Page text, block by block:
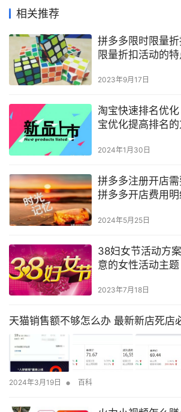
相关推荐
拼多多限时限量
限量折扣活动的特
2023年9月17日
淘宝快速排名优
宝优化提高排名
2024年1月30日
拼多多注册开店需
拼多多开店费用明
2024年5月25日
38妇女节活动方
意的女性活动主题
2023年7月18日
天猫销售额不够怎么办 最新新店死店
2024年3月19日 • 百科